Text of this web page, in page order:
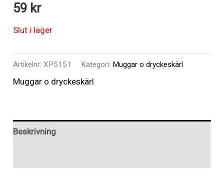
59 kr
Slut i lager
Artikelnr:XP5151 Kategori: Muggar o dryckeskärl
Muggar o dryckeskärl
Beskrivning